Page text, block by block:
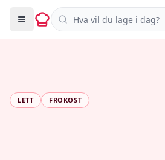
Søk i oppskrifter
LETT FROKOST